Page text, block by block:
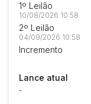
1º Leilão
10/08/2026 10:58
2º Leilão
04/09/2026 10:58
Incremento
Lance atual
-